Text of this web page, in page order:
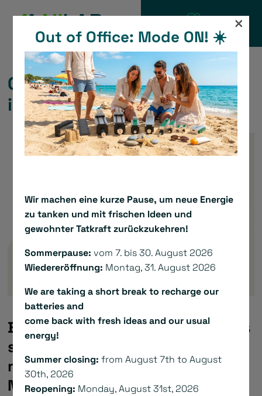
springen
KATALOG
Green Drive ISO mit
integriertem Servoregler
Bei den GDI-i Motoren handelt es
sich um tubulare Linearmotoren
mit einem integrierten
Niederspannungs-Servoregler.
Out of Office: Mode ON! ☀️
Wir machen eine kurze Pause, um neue Energie
zu tanken und mit frischen Ideen und
gewohnter Tatkraft zurückzukehren!
Sommerpause: vom 7. bis 30. August 2026
Wiedereröffnung: Montag, 31. August 2026
We are taking a short break to recharge our
batteries and
come back with fresh ideas and our usual
energy!
Summer closing: from August 7th to August
30th, 2026
Reopening: Monday, August 31st, 2026
×